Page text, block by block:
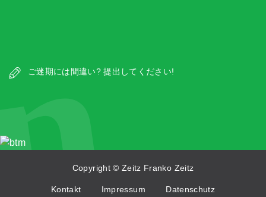
ご迷期には間違い? 提出してください!
Copyright © Zeitz Franko Zeitz
Kontakt Impressum Datenschutz